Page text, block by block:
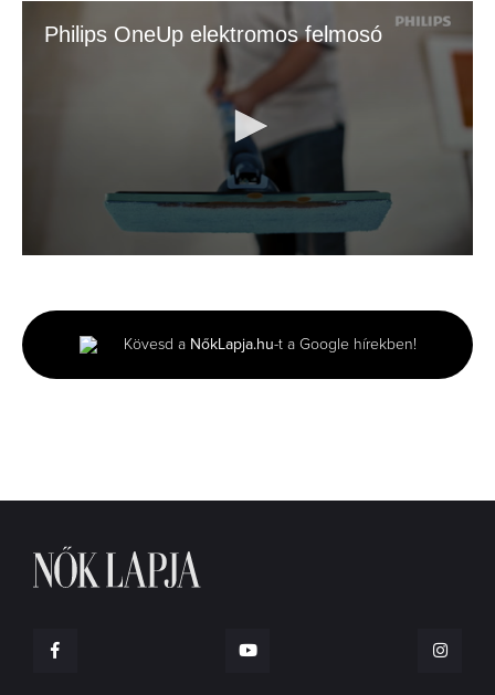
Philips OneUp elektromos felmosó
30
seconds
Kövesd a NőkLapja.hu-t a Google hírekben!